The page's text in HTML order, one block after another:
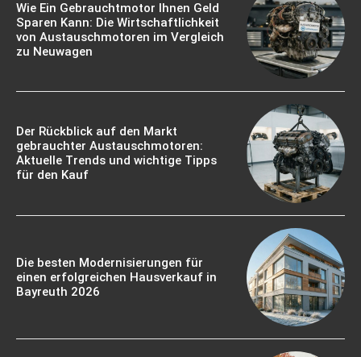
Wie Ein Gebrauchtmotor Ihnen Geld
Sparen Kann: Die Wirtschaftlichkeit
von Austauschmotoren im Vergleich
zu Neuwagen
Der Rückblick auf den Markt
gebrauchter Austauschmotoren:
Aktuelle Trends und wichtige Tipps
für den Kauf
Die besten Modernisierungen für
einen erfolgreichen Hausverkauf in
Bayreuth 2026